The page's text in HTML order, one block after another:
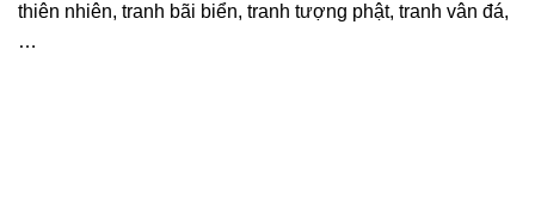
thiên nhiên, tranh bãi biển, tranh tượng phật, tranh vân đá,
…